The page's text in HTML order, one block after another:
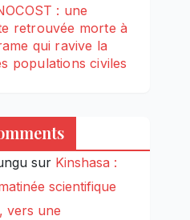
: une
retrouvée morte à
qui ravive la
populations civiles
sur Kinshasa :
scientifique
vers une